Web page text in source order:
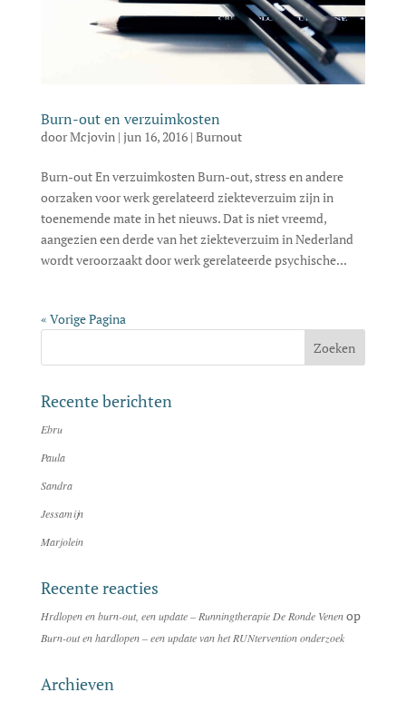
Burn-out en verzuimkosten
doorMcjovin| jun 16, 2016| Burnout
Burn-out En verzuimkosten Burn-out, stress en andere
oorzaken voor werk gerelateerd ziekteverzuim zijn in
toenemende mate in het nieuws. Dat is niet vreemd,
aangezien een derde van het ziekteverzuim in Nederland
wordt veroorzaakt door werk gerelateerde psychische...
« Vorige Pagina
Recente berichten
Ebru
Paula
Sandra
Jessamijn
Marjolein
Recente reacties
Hrdlopen en burn-out, een update – Runningtherapie De Ronde Venenop
Burn-out en hardlopen – een update van het RUNtervention onderzoek
Archieven